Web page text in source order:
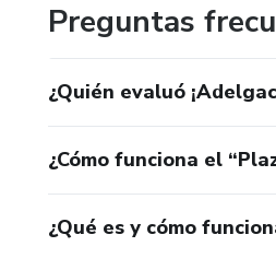
Preguntas
¿Quién evaluó
¿Cómo funciona el
¿Qué es y cómo